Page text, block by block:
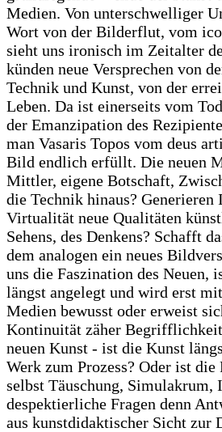
Medien. Von unterschwelliger
Wort von der Bilderflut, vom
sieht uns ironisch im Zeitalter
künden neue Versprechen von
Technik und Kunst, von der
Leben. Da ist einerseits vom
der Emanzipation des
man Vasaris Topos vom deus
Bild endlich erfüllt. Die neuen
Mittler, eigene Botschaft,
die Technik hinaus?
Virtualität neue Qualitäten
Sehens, des Denkens? Schafft
dem analogen ein neues
uns die Faszination des Neuen,
längst angelegt und wird erst
Medien bewusst oder erweist
Kontinuität zäher
neuen Kunst - ist die Kunst
Werk zum Prozess? Oder ist
selbst Täuschung, Simulakrum,
despektierliche Fragen denn
aus kunstdidaktischer Sicht zur